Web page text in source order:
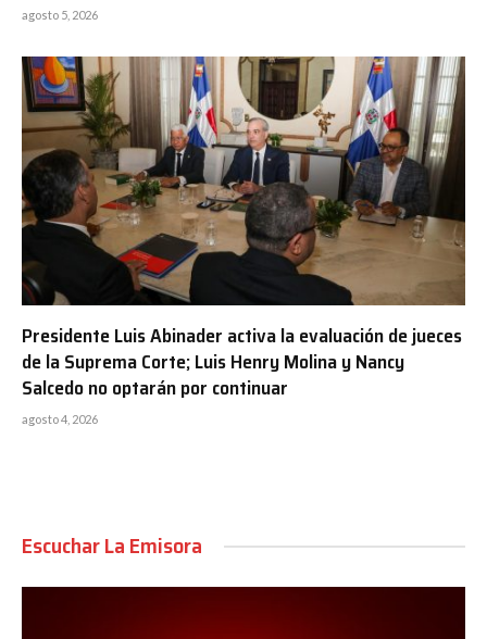
agosto 5, 2026
Presidente Luis Abinader activa la evaluación de jueces
de la Suprema Corte; Luis Henry Molina y Nancy
Salcedo no optarán por continuar
agosto 4, 2026
Escuchar La Emisora